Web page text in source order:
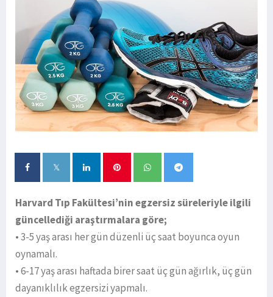
Harvard Tıp Fakültesi’nin egzersiz süreleriyle ilgili
güncellediği araştırmalara göre;
• 3-5 yaş arası her gün düzenli üç saat boyunca oyun
oynamalı.
• 6-17 yaş arası haftada birer saat üç gün ağırlık, üç gün
dayanıklılık egzersizi yapmalı.